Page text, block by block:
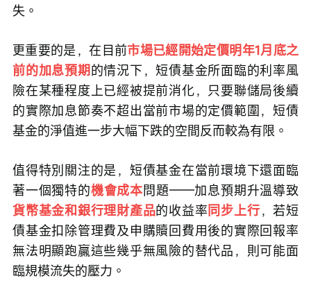
失。
更重要的是，在目前市場已經開始定價明年1月底之
前的加息預期的情況下，短債基金所面臨的利率風
險在某種程度上已經被提前消化，只要聯儲局後續
的實際加息節奏不超出當前市場的定價範圍，短債
基金的淨值進一步大幅下跌的空間反而較為有限。
值得特別關注的是，短債基金在當前環境下還面臨
著一個獨特的機會成本問題——加息預期升溫導致
貨幣基金和銀行理財產品的收益率同步上行，若短
債基金扣除管理費及申購贖回費用後的實際回報率
無法明顯跑贏這些幾乎無風險的替代品，則可能面
臨規模流失的壓力。